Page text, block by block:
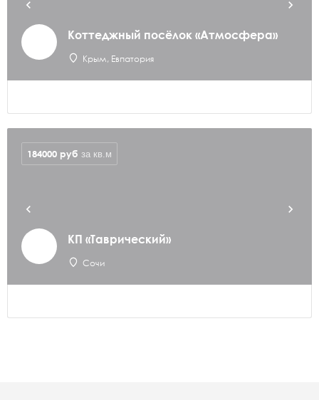
Коттеджный посёлок «Атмосфера»
Крым, Евпатория
КП «Таврический»
Сочи
184000 руб за кв.м